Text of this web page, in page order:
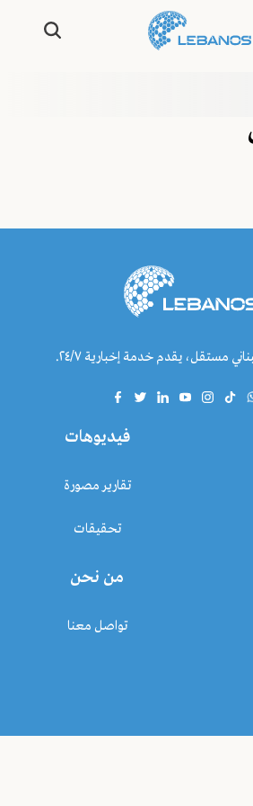
مستقل، يقدم خدمة إخبارية ٢٤/٧.
فيديوهات
تقارير مصورة
تحقيقات
من نحن
تواصل معنا